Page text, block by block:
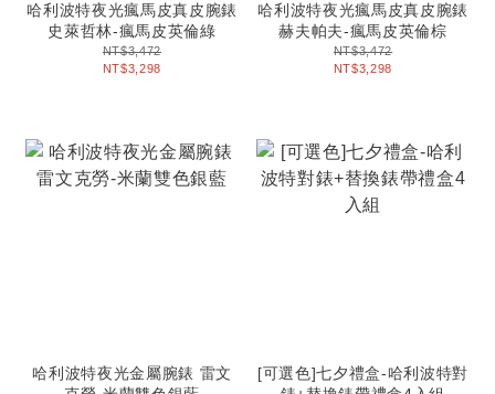
哈利波特夜光瘋馬皮真皮腕錶
史萊哲林-瘋馬皮英倫綠
NT$3,472
NT$3,298
哈利波特夜光瘋馬皮真皮腕錶
赫夫帕夫-瘋馬皮英倫棕
NT$3,472
NT$3,298
哈利波特夜光金屬腕錶 雷文
[可選色]七夕禮盒-哈利波特對